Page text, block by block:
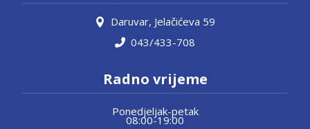
Daruvar, Jelačićeva 59
043/433-708
Radno vrijeme
Ponedjeljak-petak
08:00-19:00